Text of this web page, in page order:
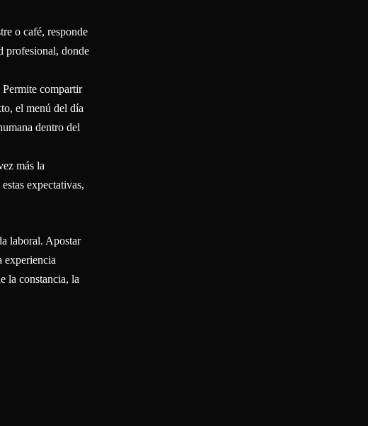
o café, responde
profesional, donde
compartir
el menú del día
dentro del
más la
expectativas,
laboral. Apostar
experiencia
la constancia, la